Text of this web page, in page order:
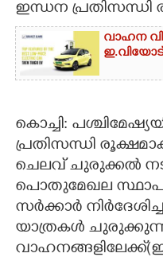
CARTOONS
LITERATURE
ZOOM
CONTACT US
ഇന്ധന
വാഹന
ഇ.വിയോട്
കൊച്ചി:
പ്രതിസന്ധി
ചെലവ് ചുരുക്കൽ
പൊതുമേഖല
സർക്കാർ
യാത്രകൾ